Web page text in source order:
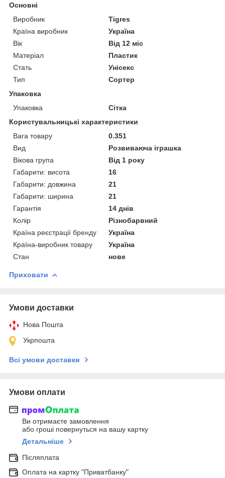
Основні
Виробник
Tigres
Країна виробник
Україна
Вік
Від 12 міс
Матеріал
Пластик
Стать
Унісекс
Тип
Сортер
Упаковка
Упаковка
Сітка
Користувальницькі характеристики
Вага товару
0.351
Вид
Розвиваюча іграшка
Вікова група
Від 1 року
Габарити: висота
16
Габарити: довжина
21
Габарити: ширина
21
Гарантія
14 днів
Колір
Різнобарвний
Країна реєстрації бренду
Україна
Країна-виробник товару
Україна
Стан
нове
Приховати
Умови доставки
Нова Пошта
Укрпошта
Всі умови доставки
Умови оплати
Ви отримаєте замовлення
або гроші повернуться на вашу картку
Детальніше
Післяплата
Оплата на картку "Приватбанку"